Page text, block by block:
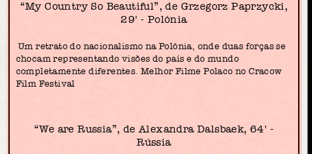
“My Country So Beautiful”, de Grzegorz Paprzycki,
29' - Polónia
Um retrato do nacionalismo na Polónia, onde duas forças se
chocam representando visões do país e do mundo
completamente diferentes. Melhor Filme Polaco no Cracow
Film Festival
“We are Russia”, de Alexandra Dalsbaek, 64' -
Rússia